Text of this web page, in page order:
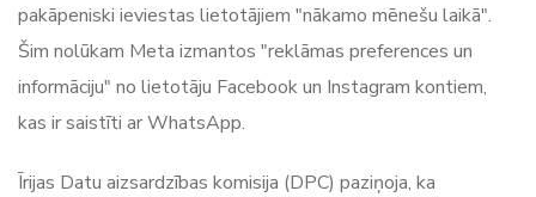
pakāpeniski ieviestas lietotājiem "nākamo mēnešu laikā".
Šim nolūkam Meta izmantos "reklāmas preferences un
informāciju" no lietotāju Facebook un Instagram kontiem,
kas ir saistīti ar WhatsApp.
Īrijas Datu aizsardzības komisija (DPC) paziņoja, ka